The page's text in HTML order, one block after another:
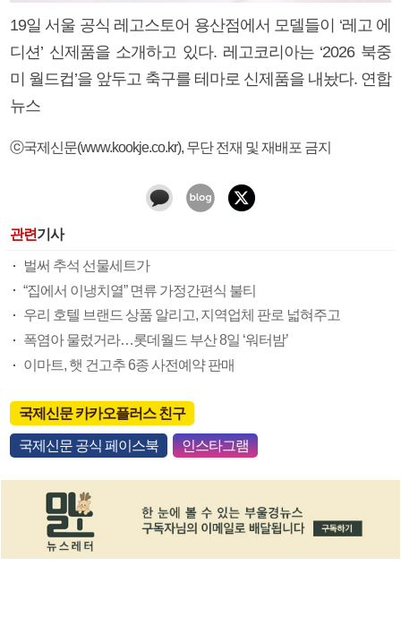
19일 서울 공식 레고스토어 용산점에서 모델들이 ‘레고 에
디션’ 신제품을 소개하고 있다. 레고코리아는 ‘2026 북중
미 월드컵’을 앞두고 축구를 테마로 신제품을 내놨다. 연합
뉴스
ⓒ국제신문(www.kookje.co.kr), 무단 전재 및 재배포 금지
관련기사
벌써 추석 선물세트가
“집에서 이냉치열” 면류 가정간편식 불티
우리 호텔 브랜드 상품 알리고, 지역업체 판로 넓혀주고
폭염아 물렀거라…롯데월드 부산 8일 ‘워터밤’
이마트, 햇 건고추 6종 사전예약 판매
국제신문 카카오플러스 친구
국제신문 공식 페이스북 인스타그램